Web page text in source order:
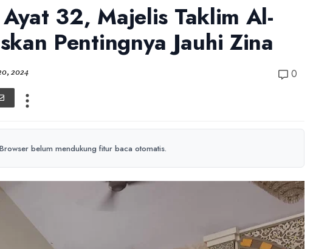
32, Majelis Taklim Al-
Pentingnya Jauhi Zina
2024 0
Browser belum mendukung fitur baca otomatis.